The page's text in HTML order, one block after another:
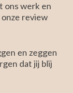
ons werk en
review
en zeggen
dat jij blij